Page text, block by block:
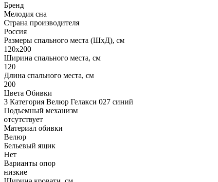
Бренд
Мелодия сна
Страна производителя
Россия
Размеры спального места (ШхД), см
120х200
Ширина спального места, см
120
Длина спального места, см
200
Цвета Обивки
3 Категория Велюр Гелакси 027 синий
Подъемный механизм
отсутствует
Материал обивки
Велюр
Бельевый ящик
Нет
Варианты опор
низкие